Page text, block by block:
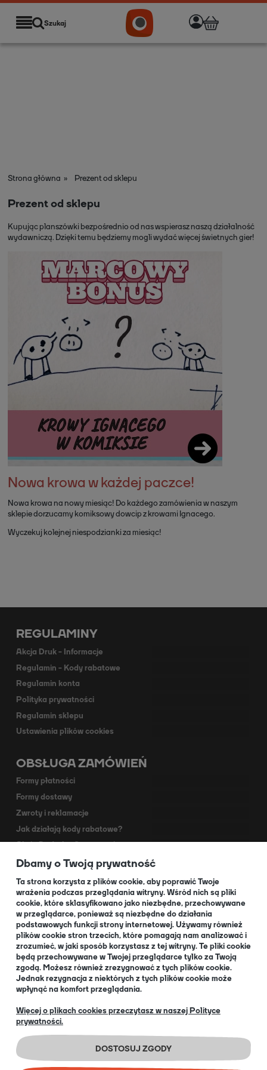
Szukaj
Strona główna » Prezent od sklepu
Prezent od sklepu
Kupując planszówki bezpośrednio od nas wspierasz naszą działalność
wydawniczą. Dzięki temu będziemy mogli wydać więcej świetnych gier!
Nowa krowa w każdej paczce!
Nowa krowa na nowy miesiąc! Do każdego zamówienia w naszym
sklepie dorzucamy komiksowy dowcip z krowami Ignacego.
Wyczekuj kolejnej niespodzianki za miesiąc!
REGULAMINY
Akcja Druk - Informacje
Regulamin - Kody rabatowe
Regulamin konta
Polityka prywatności
Regulamin sklepu
Ustawienia plików cookies
OBSŁUGA ZAMÓWIEŃ
Formy płatności
Formy dostawy
Zwroty i reklamacje
Jak działają kody rabatowe?
Akcja Dodruk - O programie
Kontakt
Dla Partnerów
O NAS
O nas
Informacja dla Klubów
Blog
+48 32 334 85 38
EN
Dbamy o Twoją prywatność
Ta strona korzysta z plików cookie, aby poprawić Twoje
wrażenia podczas przeglądania witryny. Wśród nich są pliki
cookie, które sklasyfikowano jako niezbędne, przechowywane
w przeglądarce, ponieważ są niezbędne do działania
podstawowych funkcji strony internetowej. Używamy również
plików cookie stron trzecich, które pomagają nam analizować i
zrozumieć, w jaki sposób korzystasz z tej witryny. Te pliki cookie
będą przechowywane w Twojej przeglądarce tylko za Twoją
zgodą. Możesz również zrezygnować z tych plików cookie.
Jednak rezygnacja z niektórych z tych plików cookie może
wpłynąć na komfort przeglądania.
Więcej o plikach cookies przeczytasz w naszej Polityce
prywatności.
DOSTOSUJ ZGODY